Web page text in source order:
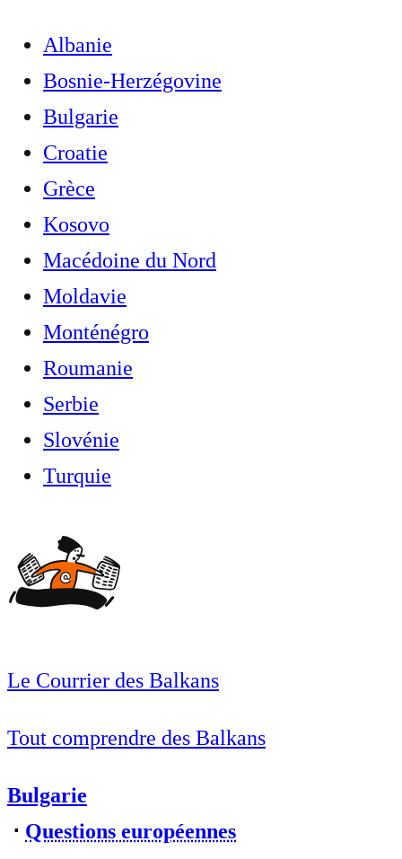
Albanie
Bosnie-Herzégovine
Bulgarie
Croatie
Grèce
Kosovo
Macédoine du Nord
Moldavie
Monténégro
Roumanie
Serbie
Slovénie
Turquie
Le Courrier des Balkans
Tout comprendre des Balkans
Bulgarie
⋅ Questions européennes